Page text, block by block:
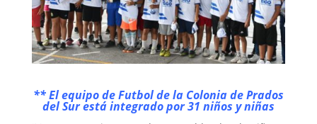
** El equipo de Futbol de la Colonia de Prados
del Sur está integrado por 31 niños y niñas